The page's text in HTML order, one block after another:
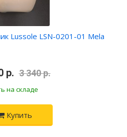
Lussole LSN-0201-01 Mela
р. 3 340 р.
на складе
Купить